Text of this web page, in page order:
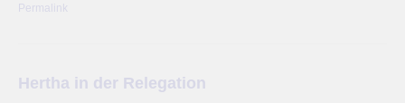
Permalink
Hertha in der Relegation